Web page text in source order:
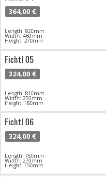
364,00 €
Length: 820mm
Width: 460mm
Height: 270mm
Fichtl 05
324,00 €
Length: 810mm
Width: 250mm
Height: 180mm
Fichtl 06
324,00 €
Length: 750mm
Width: 270mm
Height: 150mm